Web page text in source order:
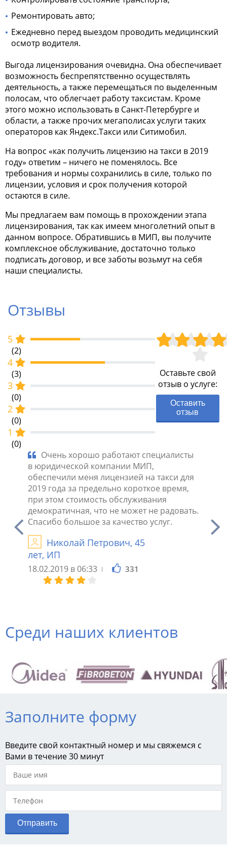
Ремонтировать авто;
Ежедневно перед выездом проводить медицинский
осмотр водителя.
Выгода лицензирования очевидна. Она обеспечивает
возможность беспрепятственно осуществлять
деятельность, а также перемещаться по выделенным
полосам, что облегчает работу таксистам. Кроме
этого можно использовать в Санкт-Петербурге и
области, а также прочих мегаполисах услуги таких
операторов как Яндекс.Такси или Ситимобил.
На вопрос «как получить лицензию на такси в 2019
году» ответим – ничего не поменялось. Все
требования и нормы сохранились в силе, только по
лицензии, условия и срок получения которой
остаются в силе.
Мы предлагаем вам помощь в прохождении этапа
лицензирования, так как имеем многолетний опыт в
данном вопросе. Обратившись в МИП, вы получите
комплексное обслуживание, достаточно только
подписать договор, и все заботы возьмут на себя
наши специалисты.
Отзывы
5
(2)
4
(3)
3
(0)
2
(0)
1
(0)
Оставьте свой
отзыв о услуге:
Оставить
отзыв
Очень хорошо работают специалисты
в юридической компании МИП,
обеспечили меня лицензией на такси для
2019 года за предельно короткое время,
при этом стоимость обслуживания
демократичная, что не может не радовать.
Спасибо большое за качество услуг.
Николай Петрович, 45
лет, ИП
18.02.2019 в 06:33 331
Среди наших клиентов
Заполните форму
Введите свой контактный номер и мы свяжемся с
Вами в течение 30 минут